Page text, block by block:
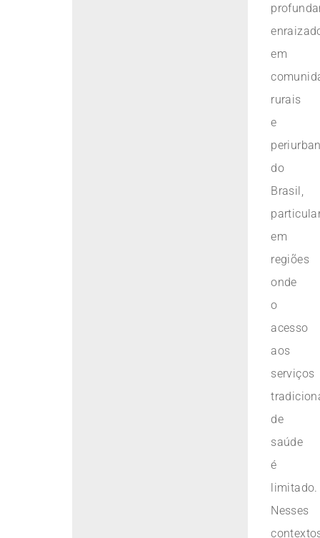
em
rurais
e
do
Brasil,
em
regiões
onde
o
acesso
aos
serviços
de
saúde
é
limitado.
Nesses